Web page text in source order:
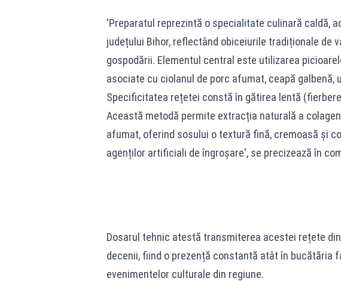
'Preparatul reprezintă o specialitate culinară caldă,
județului Bihor, reflectând obiceiurile tradiționale de
gospodării. Elementul central este utilizarea
asociate cu ciolanul de porc afumat, ceapă galbenă,
Specificitatea rețetei constă în gătirea lentă
Această metodă permite extracția naturală a
afumat, oferind sosului o textură fină, cremoasă și
agenților artificiali de îngroșare', se precizează în
Dosarul tehnic atestă transmiterea acestei rețete
decenii, fiind o prezență constantă atât în bucătăria
evenimentelor culturale din regiune.